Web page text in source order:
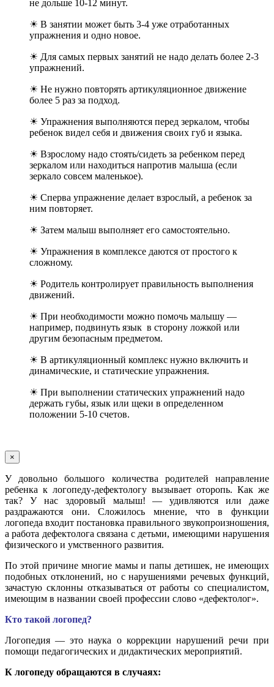
не дольше 10-12 минут.
☀ В занятии может быть 3-4 уже отработанных
упражнения и одно новое.
☀ Для самых первых занятий не надо делать более 2-3
упражнений.
☀ Не нужно повторять артикуляционное движение
более 5 раз за подход.
☀ Упражнения выполняются перед зеркалом, чтобы
ребенок видел себя и движения своих губ и языка.
☀ Взрослому надо стоять/сидеть за ребенком перед
зеркалом или находиться напротив малыша (если
зеркало совсем маленькое).
☀ Сперва упражнение делает взрослый, а ребенок за
ним повторяет.
☀ Затем малыш выполняет его самостоятельно.
☀ Упражнения в комплексе даются от простого к
сложному.
☀ Родитель контролирует правильность выполнения
движений.
☀ При необходимости можно помочь малышу —
например, подвинуть язык в сторону ложкой или
другим безопасным предметом.
☀ В артикуляционный комплекс нужно включить и
динамические, и статические упражнения.
☀ При выполнении статических упражнений надо
держать губы, язык или щеки в определенном
положении 5-10 счетов.
×
У довольно большого количества родителей направление
ребенка к логопеду-дефектологу вызывает оторопь. Как же
так? У нас здоровый малыш! — удивляются или даже
раздражаются они. Сложилось мнение, что в функции
логопеда входит постановка правильного звукопроизношения,
а работа дефектолога связана с детьми, имеющими нарушения
физического и умственного развития.
По этой причине многие мамы и папы детишек, не имеющих
подобных отклонений, но с нарушениями речевых функций,
зачастую склонны отказываться от работы со специалистом,
имеющим в названии своей профессии слово «дефектолог».
Кто такой логопед?
Логопедия — это наука о коррекции нарушений речи при
помощи педагогических и дидактических мероприятий.
К логопеду обращаются в случаях: